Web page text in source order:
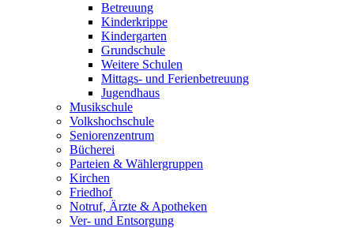
Betreuung
Kinderkrippe
Kindergarten
Grundschule
Weitere Schulen
Mittags- und Ferienbetreuung
Jugendhaus
Musikschule
Volkshochschule
Seniorenzentrum
Bücherei
Parteien & Wählergruppen
Kirchen
Friedhof
Notruf, Ärzte & Apotheken
Ver- und Entsorgung